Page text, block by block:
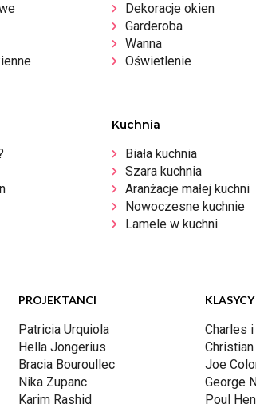
Dekoracje okien
Garderoba
Wanna
Oświetlenie
Kuchnia
Biała kuchnia
Szara kuchnia
Aranżacje małej kuchni
Nowoczesne kuchnie
Lamele w kuchni
PROJEKTANCI
Patricia Urquiola
Hella Jongerius
Bracia Bouroullec
Nika Zupanc
Karim Rashid
Charles i
Christian
Joe
George
Poul